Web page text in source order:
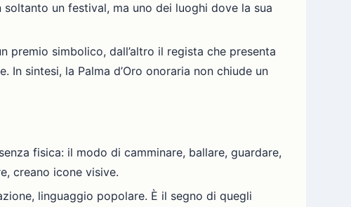
un festival, ma uno dei luoghi dove la sua
premio simbolico, dall’altro il regista che presenta
sintesi, la Palma d’Oro onoraria non chiude un
fisica: il modo di camminare, ballare, guardare,
creano icone visive.
linguaggio popolare. È il segno di quegli